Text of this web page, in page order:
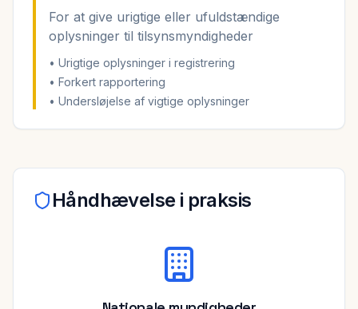
For at give urigtige eller ufuldstændige
oplysninger til tilsynsmyndigheder
• Urigtige oplysninger i registrering
• Forkert rapportering
• Undersløjelse af vigtige oplysninger
Håndhævelse i praksis